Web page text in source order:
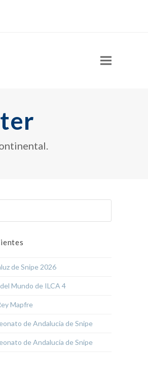
de Snipe 2026
Mundo de ILCA 4
Mapfre
de Andalucía de Snipe
de Andalucía de Snipe